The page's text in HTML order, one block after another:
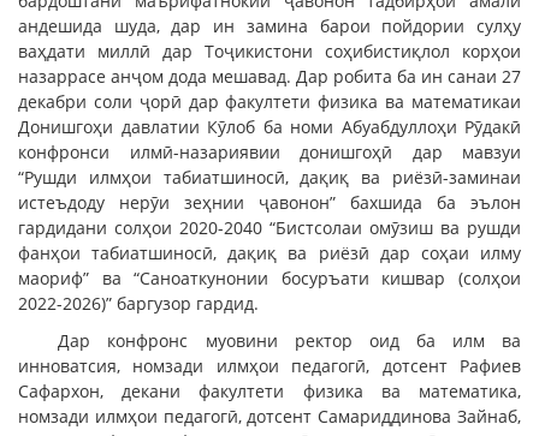
андешида шуда, дар ин замина барои пойдории сулҳу
ваҳдати миллӣ дар Тоҷикистони соҳибистиқлол корҳои
назаррасе анҷом дода мешавад. Дар робита ба ин санаи 27
декабри соли ҷорӣ дар факултети физика ва математикаи
Донишгоҳи давлатии Кӯлоб ба номи Абуабдуллоҳи Рӯдакӣ
конфронси илмӣ-назариявии донишгоҳӣ дар мавзуи
“Рушди илмҳои табиатшиносӣ, дақиқ ва риёзӣ-заминаи
истеъдоду нерӯи зеҳнии ҷавонон” бахшида ба эълон
гардидани солҳои 2020-2040 “Бистсолаи омӯзиш ва рушди
фанҳои табиатшиносӣ, дақиқ ва риёзӣ дар соҳаи илму
маориф” ва “Саноаткунонии босуръати кишвар (солҳои
2022-2026)” баргузор гардид.
Дар конфронс муовини ректор оид ба илм ва
инноватсия, номзади илмҳои педагогӣ, дотсент Рафиев
Сафархон, декани факултети физика ва математика,
номзади илмҳои педагогӣ, дотсент Самариддинова Зайнаб,